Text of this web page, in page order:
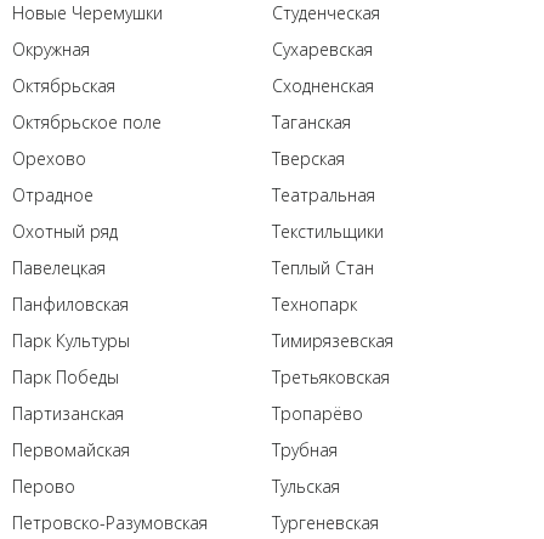
Новые Черемушки
Окружная
Октябрьская
Октябрьское поле
Орехово
Отрадное
Охотный ряд
Павелецкая
Панфиловская
Парк Культуры
Парк Победы
Партизанская
Первомайская
Перово
Петровско-Разумовская
Студенческая
Сухаревская
Сходненская
Таганская
Тверская
Театральная
Текстильщики
Теплый Стан
Технопарк
Тимирязевская
Третьяковская
Тропарёво
Трубная
Тульская
Тургеневская